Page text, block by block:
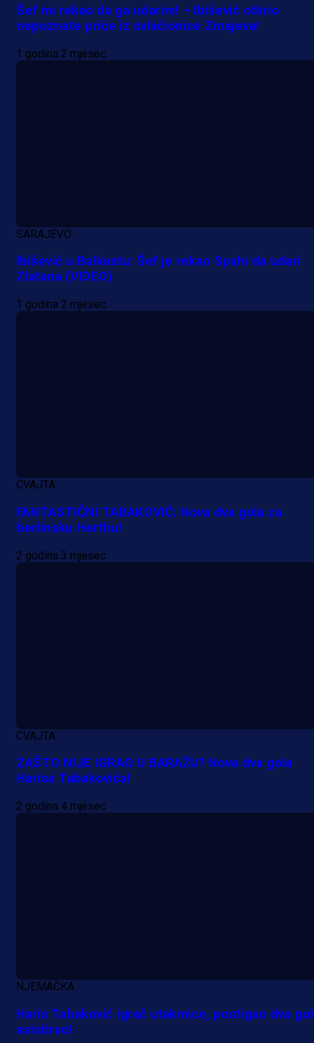
Šef mi rekao da ga udarim! – Ibišević otkrio
nepoznate priče iz svlačionice Zmajeva!
1 godina 2 mjesec
SARAJEVO
Ibišević u Balkastu: Šef je rekao Spahi da udari
Zlatana (VIDEO)
1 godina 2 mjesec
CVAJTA
FANTASTIČNI TABAKOVIĆ: Nova dva gola za
berlinsku Herthu!
2 godina 3 mjesec
CVAJTA
ZAŠTO NIJE IGRAO U BARAŽU? Nova dva gola
Harisa Tabakovića!
2 godina 4 mjesec
NJEMAČKA
Haris Tabaković igrač utakmice, postigao dva
asistirao!